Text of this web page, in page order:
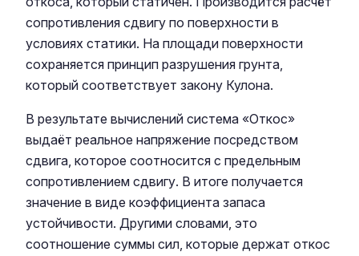
сопротивления сдвигу по поверхности в
условиях статики. На площади поверхности
сохраняется принцип разрушения грунта,
который соответствует закону Кулона.
В результате вычислений система «Откос»
выдаёт реальное напряжение посредством
сдвига, которое соотносится с предельным
сопротивлением сдвигу. В итоге получается
значение в виде коэффициента запаса
устойчивости. Другими словами, это
соотношение суммы сил, которые держат откос